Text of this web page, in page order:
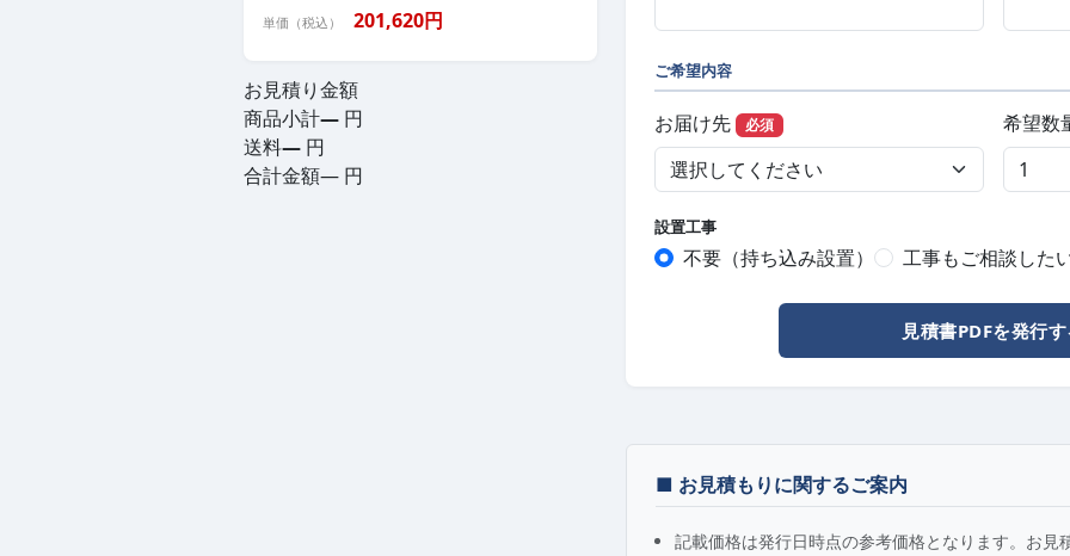
単価（税込）
201,620円
お見積り金額
商品小計— 円
送料— 円
合計金額— 円
ご希望内容
お届け先 必須 希望数
設置工事
不要（持ち込み設置） 工事もご相談した
見積書PDFを発行
■ お見積もりに関するご案内
記載価格は発行日時点の参考価格となります。お見